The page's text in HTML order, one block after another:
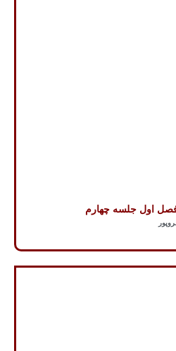
اول جلسه چهارم